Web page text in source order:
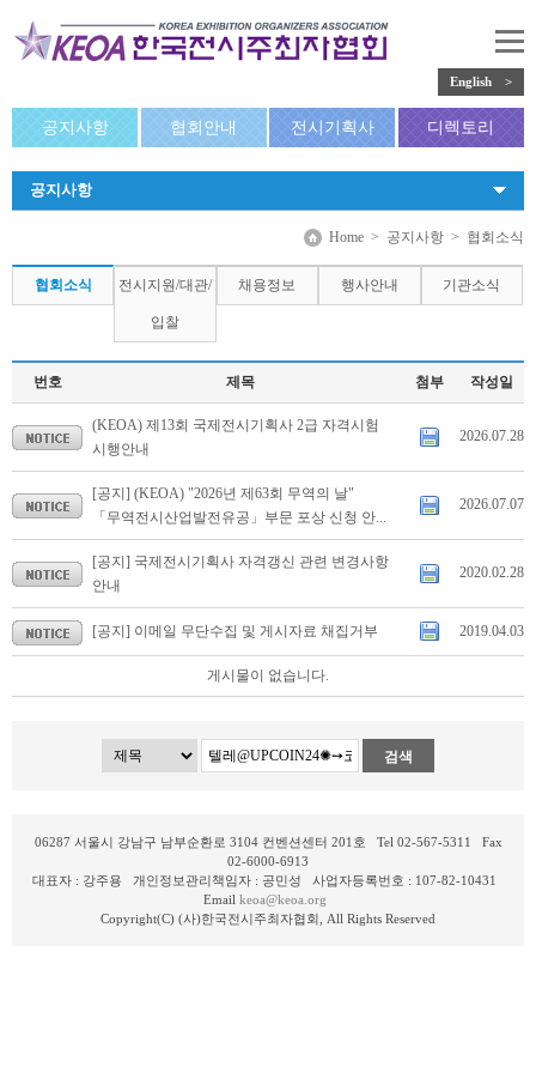
English >
공지사항 협회안내 전시기획사 디렉토리
공지사항
Home > 공지사항 > 협회소식
협회소식 전시지원/대관/
입찰
채용정보 행사안내 기관소식
번호 제목 첨부 작성일
(KEOA) 제13회 국제전시기획사 2급 자격시험
시행안내
2026.07.28
[공지] (KEOA) "2026년 제63회 무역의 날"
「무역전시산업발전유공」부문 포상 신청 안...
2026.07.07
[공지] 국제전시기획사 자격갱신 관련 변경사항
안내
2020.02.28
[공지] 이메일 무단수집 및 게시자료 채집거부 2019.04.03
게시물이 없습니다.
검색
06287 서울시 강남구 남부순환로 3104 컨벤션센터 201호 Tel 02-567-5311 Fax
02-6000-6913
대표자 : 강주용 개인정보관리책임자 : 공민성 사업자등록번호 : 107-82-10431
Email keoa@keoa.org
Copyright(C) (사)한국전시주최자협회, All Rights Reserved